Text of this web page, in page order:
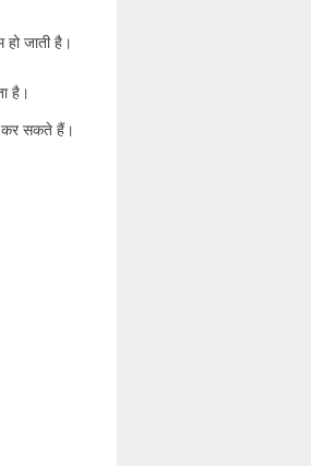
जाती है।
है।
कर सकते हैं।